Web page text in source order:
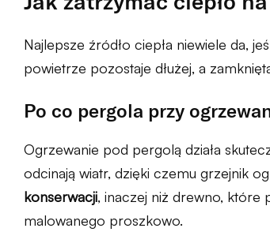
Najlepsze źródło ciepła niewiele da,
powietrze pozostaje dłużej, a
Po co pergola przy
Ogrzewanie pod pergolą działa
odcinają wiatr, dzięki czemu grzejnik
konserwacji, inaczej niż drewno, które
malowanego proszkowo.